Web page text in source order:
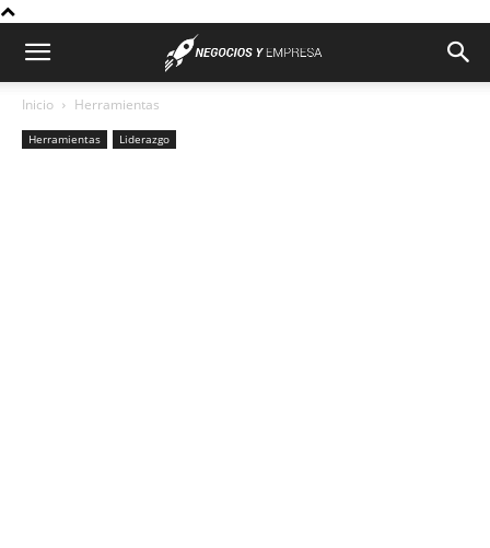
Inicio Herramientas
Herramientas Liderazgo